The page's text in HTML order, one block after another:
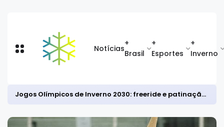
Notícias
+
Brasil
+
Esportes
+
Inverno
Jogos Olímpicos de Inverno 2030: freeride e patinação sincronizada entram; combinado nórdico está fora